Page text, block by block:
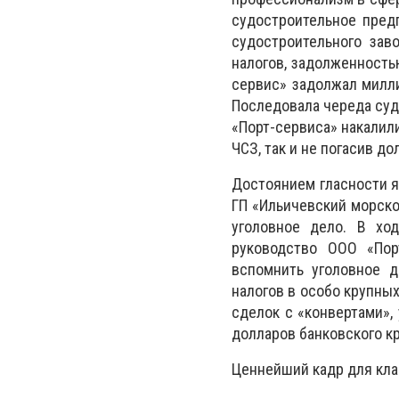
судостроительное
судостроительного
налогов,
сервис» задолжал
Последовала череда
«Порт-сервиса»
ЧСЗ, так и не погасив
Достоянием гласности
ГП «Ильичевский
уголовное дело. В
руководство ООО
вспомнить уголовное
налогов в особо
сделок с
долларов банковского
Ценнейший кадр для